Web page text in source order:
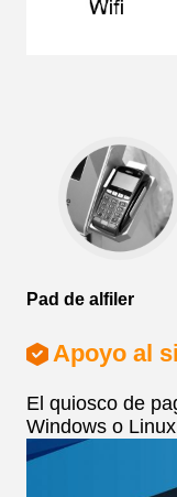
Pad de alfiler
Apoyo al
El quiosco de
Windows o